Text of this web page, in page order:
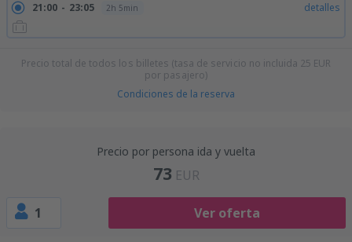
21:00 23:05 2h 5min detalles
Precio total de todos los billetes (tasa de servicio no incluida 25 EUR
por pasajero)
Condiciones de la reserva
Precio por persona ida y vuelta
73 EUR
1 Ver oferta